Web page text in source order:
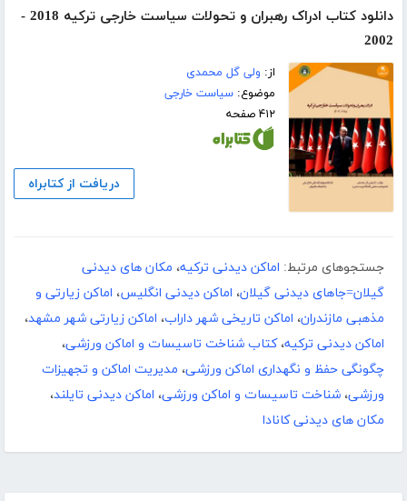
دانلود کتاب ادراک رهبران و تحولات سیاست خارجی ترکیه 2018 -
2002
از: ولی گل محمدی
موضوع:سیاست خارجی
۴۱۲ صفحه
دریافت از کتابراه
جستجوهای مرتبط: اماکن دیدنی ترکیه، مکان های دیدنی
گیلان=جاهای دیدنی گیلان، اماکن دیدنی انگلیس، اماکن زیارتی و
مذهبی مازندران، اماکن تاریخی شهر داراب، اماکن زیارتی شهر مشهد،
اماکن دیدنی ترکیه،کتاب شناخت تاسیسات و اماکن ورزشی،
چگونگی حفظ و نگهداری اماکن ورزشی، مدیریت اماکن و تجهیزات
ورزشی، شناخت تاسیسات و اماکن ورزشی، اماکن دیدنی تایلند،
مکان های دیدنی کانادا